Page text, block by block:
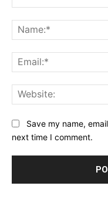
Save my name,
next time I comment.